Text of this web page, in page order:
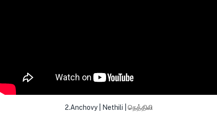
2.Anchovy | Nethili | நெத்திலி